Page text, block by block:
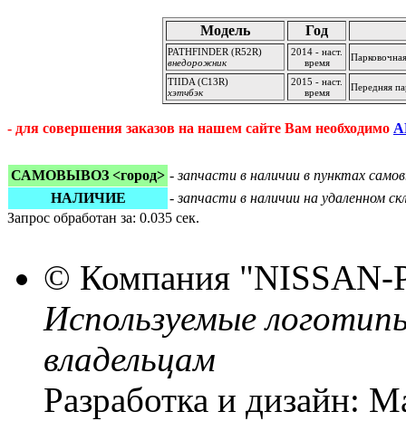
Модель Год
PATHFINDER (R52R)
внедорожник
2014 - наст.
время
TIIDA (C13R)
хэтчбэк
2015 - наст.
время
Передняя
- для совершения заказов на нашем сайте Вам необходимо
САМОВЫВОЗ <город> -запчасти в наличии в пунктах
НАЛИЧИЕ
-запчасти в наличии на удаленном
Запрос обработан за: 0.035 сек.
© Компания "NISSAN-
Используемые
владельцам
Разработка и дизайн: